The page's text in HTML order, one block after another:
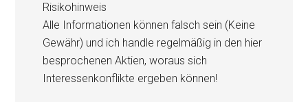
Risikohinweis
Alle Informationen können falsch sein (Keine
Gewähr) und ich handle regelmäßig in den hier
besprochenen Aktien, woraus sich
Interessenkonflikte ergeben können!